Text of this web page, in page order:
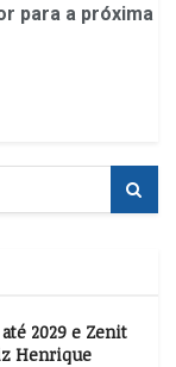
para a próxima
2029 e Zenit
Henrique